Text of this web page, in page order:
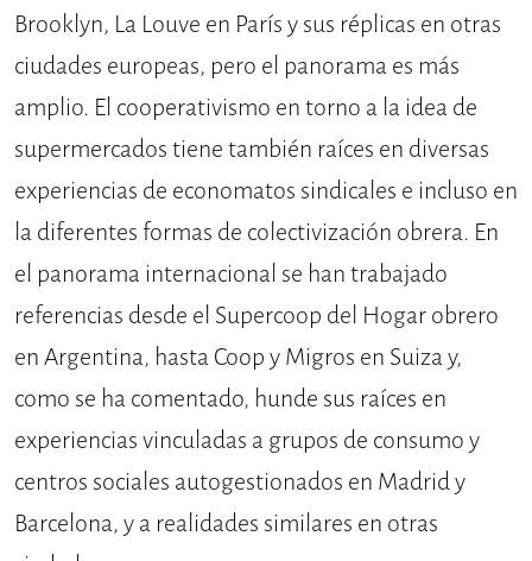
Brooklyn, La Louve en París y sus réplicas en otras
ciudades europeas, pero el panorama es más
amplio. El cooperativismo en torno a la idea de
supermercados tiene también raíces en diversas
experiencias de economatos sindicales e incluso en
la diferentes formas de colectivización obrera. En
el panorama internacional se han trabajado
referencias desde el Supercoop del Hogar obrero
en Argentina, hasta Coop y Migros en Suiza y,
como se ha comentado, hunde sus raíces en
experiencias vinculadas a grupos de consumo y
centros sociales autogestionados en Madrid y
Barcelona, y a realidades similares en otras